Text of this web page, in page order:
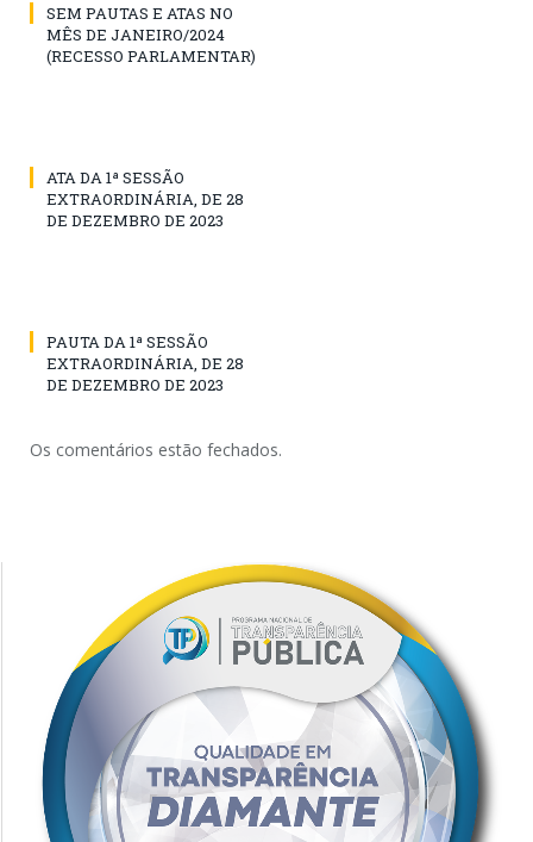
SEM PAUTAS E ATAS NO
MÊS DE JANEIRO/2024
(RECESSO PARLAMENTAR)
ATA DA 1ª SESSÃO
EXTRAORDINÁRIA, DE 28
DE DEZEMBRO DE 2023
PAUTA DA 1ª SESSÃO
EXTRAORDINÁRIA, DE 28
DE DEZEMBRO DE 2023
Os comentários estão fechados.